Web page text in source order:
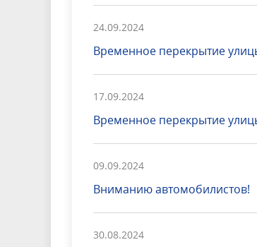
24.09.2024
Временное перекрытие
17.09.2024
Временное перекрытие
09.09.2024
Вниманию автомобилистов!
30.08.2024